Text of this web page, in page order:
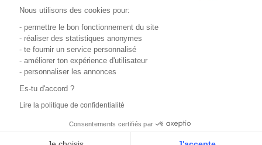
Nous utilisons des cookies pour:
- permettre le bon fonctionnement du site
- réaliser des statistiques anonymes
- te fournir un service personnalisé
- améliorer ton expérience d'utilisateur
- personnaliser les annonces
Es-tu d'accord ?
Lire la politique de confidentialité
Consentements certifiés par
Localisation
Tous les avis clients4.6/5 (51148 avis publiés)
Comment sont calculés nos taux de réussite ?
passé leur examen une ou deux fois au cours des 12 derniers